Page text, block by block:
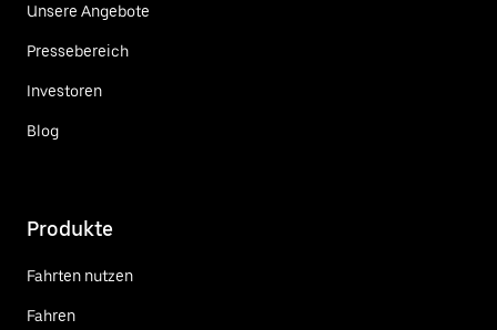
Unsere Angebote
Pressebereich
Investoren
Blog
Produkte
Fahrten nutzen
Fahren